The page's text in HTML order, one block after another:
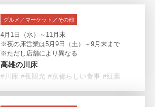
グルメ／マーケット／その他
4月1日（水）～11月末
※夜の床営業は5月9日（土）～9月末まで
※ただし店舗により異なる
高雄の川床
#川床 #夜観光 #京都らしい食事 #紅葉